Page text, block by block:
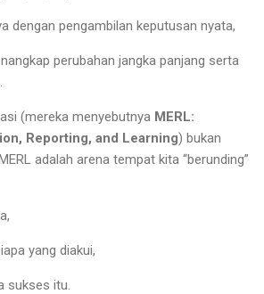
dengan pengambilan keputusan nyata,
perubahan jangka panjang serta
(mereka menyebutnya MERL:
Reporting, and Learning) bukan
adalah arena tempat kita “berunding”
yang diakui,
sukses itu.